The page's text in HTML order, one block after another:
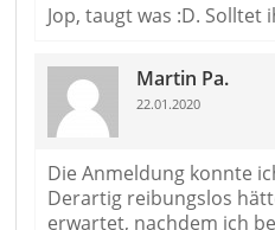
Jop, taugt was :D. Solltet
Martin Pa.
22.01.2020
Die Anmeldung konnte
Derartig reibungslos
erwartet, nachdem ich